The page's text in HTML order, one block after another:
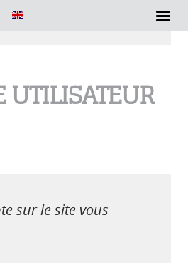
UTILISATEUR
sur le site vous